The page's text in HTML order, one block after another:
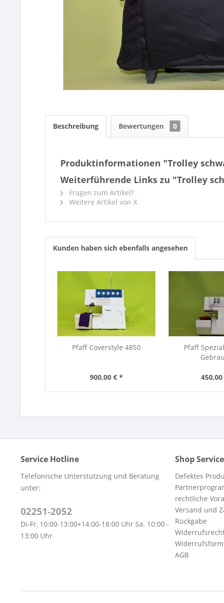
Beschreibung Bewertungen 0
Produktinformationen "Trolley
Weiterführende Links zu "Trolley
Fragen zum Artikel?
Weitere Artikel von X
Kunden haben sich ebenfalls angesehen
Pfaff Coverstyle 4850
900,00 € *
Pfaff
Service Hotline
Telefonische Unterstützung und Beratung
unter:
02251-2052
Di-Fr, 10:00-13:00+14:00-18:00 Uhr Sa. 10:00 -
13:00 Uhr
Shop Service
Defektes
rechtliche
Versand und
Rückgabe
AGB